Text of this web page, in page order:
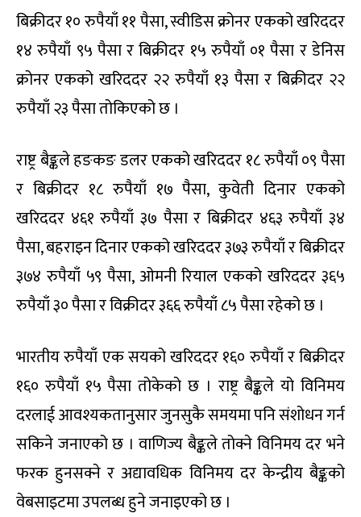
बिक्रीदर १० रुपैयाँ ११ पैसा, स्वीडिस क्रोनर एकको खरिददर
१४ रुपैयाँ ९५ पैसा र बिक्रीदर १५ रुपैयाँ ०१ पैसा र डेनिस
क्रोनर एकको खरिददर २२ रुपैयाँ १३ पैसा र बिक्रीदर २२
रुपैयाँ २३ पैसा तोकिएको छ ।
राष्ट्र बैङ्कले हङकङ डलर एकको खरिददर १८ रुपैयाँ ०९ पैसा
र बिक्रीदर १८ रुपैयाँ १७ पैसा, कुवेती दिनार एकको
खरिददर ४६१ रुपैयाँ ३७ पैसा र बिक्रीदर ४६३ रुपैयाँ ३४
पैसा, बहराइन दिनार एकको खरिददर ३७३ रुपैयाँ र बिक्रीदर
३७४ रुपैयाँ ५९ पैसा, ओमनी रियाल एकको खरिददर ३६५
रुपैयाँ ३० पैसा र विक्रीदर ३६६ रुपैयाँ ८५ पैसा रहेको छ ।
भारतीय रुपैयाँ एक सयको खरिददर १६० रुपैयाँ र बिक्रीदर
१६० रुपैयाँ १५ पैसा तोकेको छ । राष्ट्र बैङ्कले यो विनिमय
दरलाई आवश्यकतानुसार जुनसुकै समयमा पनि संशोधन गर्न
सकिने जनाएको छ । वाणिज्य बैङ्कले तोक्ने विनिमय दर भने
फरक हुनसक्ने र अद्यावधिक विनिमय दर केन्द्रीय बैङ्कको
वेबसाइटमा उपलब्ध हुने जनाइएको छ ।